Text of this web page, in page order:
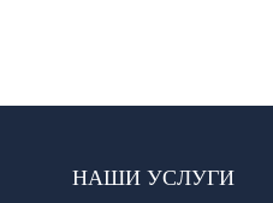
НАШИ УСЛУГИ